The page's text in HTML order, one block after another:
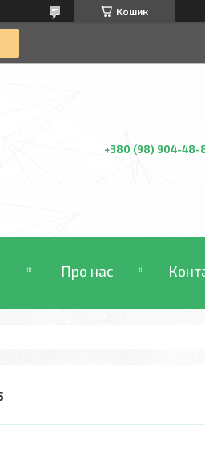
Кошик
+380 (98) 904-48-
Про нас